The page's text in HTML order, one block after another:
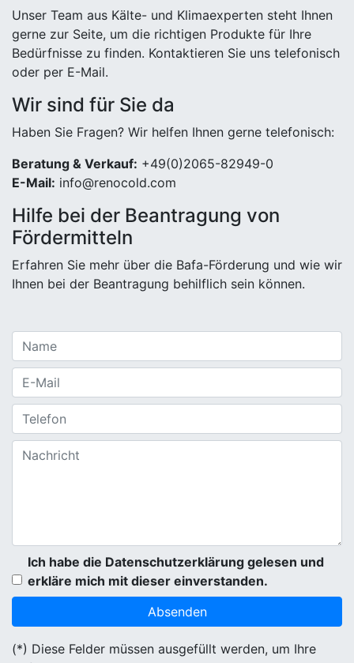
Unser Team aus Kälte- und Klimaexperten steht Ihnen
gerne zur Seite, um die richtigen Produkte für Ihre
Bedürfnisse zu finden. Kontaktieren Sie uns telefonisch
oder per E-Mail.
Wir sind für Sie da
Haben Sie Fragen? Wir helfen Ihnen gerne telefonisch:
Beratung & Verkauf: +49(0)2065-82949-0
E-Mail: info@renocold.com
Hilfe bei der Beantragung von
Fördermitteln
Erfahren Sie mehr über die Bafa-Förderung und wie wir
Ihnen bei der Beantragung behilflich sein können.
Ich habe die Datenschutzerklärung gelesen und
erkläre mich mit dieser einverstanden.
(*) Diese Felder müssen ausgefüllt werden, um Ihre